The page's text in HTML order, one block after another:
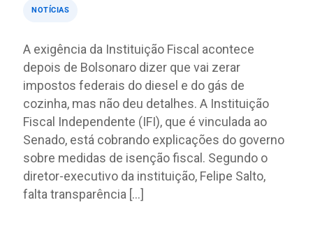
NOTÍCIAS
A exigência da Instituição Fiscal acontece
depois de Bolsonaro dizer que vai zerar
impostos federais do diesel e do gás de
cozinha, mas não deu detalhes. A Instituição
Fiscal Independente (IFI), que é vinculada ao
Senado, está cobrando explicações do governo
sobre medidas de isenção fiscal. Segundo o
diretor-executivo da instituição, Felipe Salto,
falta transparência […]